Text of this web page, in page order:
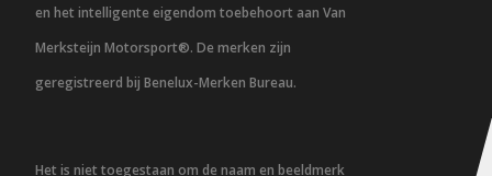
en het intelligente eigendom toebehoort aan Van
Merksteijn Motorsport®. De merken zijn
geregistreerd bij Benelux-Merken Bureau.
Het is niet toegestaan om de naam en beeldmerk